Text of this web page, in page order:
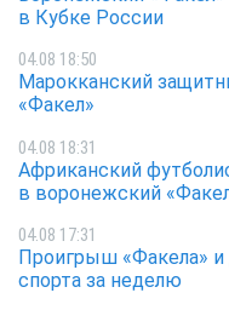
в Кубке России
04.08 18:50
Марокканский
«Факел»
04.08 18:31
Африканский
в воронежский
04.08 17:31
Проигрыш «Факела» и
спорта за неделю